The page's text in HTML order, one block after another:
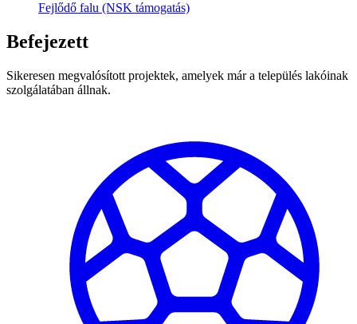
Fejlődő falu (NSK támogatás)
Befejezett
Sikeresen megvalósított projektek, amelyek már a település lakóinak
szolgálatában állnak.